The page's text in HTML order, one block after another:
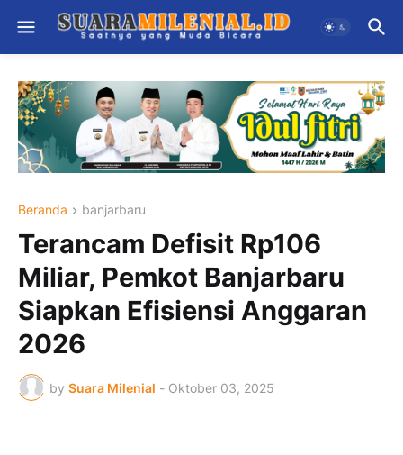
Beranda banjarbaru
Terancam Defisit Rp106
Miliar, Pemkot Banjarbaru
Siapkan Efisiensi Anggaran
2026
by Suara Milenial - Oktober 03, 2025